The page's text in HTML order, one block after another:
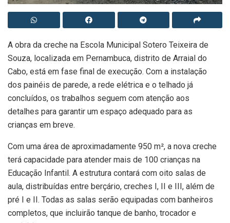
A obra da creche na Escola Municipal Sotero Teixeira de
Souza, localizada em Pernambuca, distrito de Arraial do
Cabo, está em fase final de execução. Com a instalação
dos painéis de parede, a rede elétrica e o telhado já
concluídos, os trabalhos seguem com atenção aos
detalhes para garantir um espaço adequado para as
crianças em breve.
Com uma área de aproximadamente 950 m², a nova creche
terá capacidade para atender mais de 100 crianças na
Educação Infantil. A estrutura contará com oito salas de
aula, distribuídas entre berçário, creches I, II e III, além de
pré I e II. Todas as salas serão equipadas com banheiros
completos, que incluirão tanque de banho, trocador e